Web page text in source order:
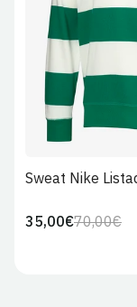
S
Sweat Nike
70,00€
35,00€